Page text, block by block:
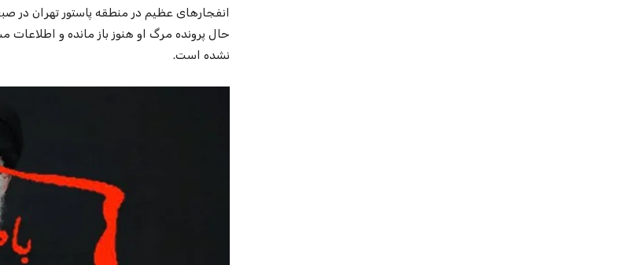
حال پرونده مرگ او هنوز باز مانده و
نشده است.